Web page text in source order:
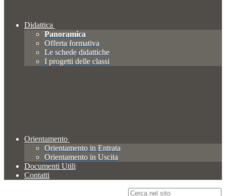
Didattica
Panoramica
Offerta formativa
Le schede didattiche
I progetti delle classi
Orientamento
Orientamento in Entrata
Orientamento in Uscita
Documenti Utili
Contatti